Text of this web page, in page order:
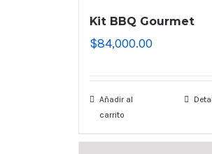
Kit BBQ Gourmet
$84,000.00
Añadir al
carrito